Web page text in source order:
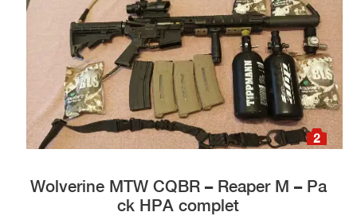
2
Wolverine MTW CQBR – Reaper M – Pa
ck HPA complet